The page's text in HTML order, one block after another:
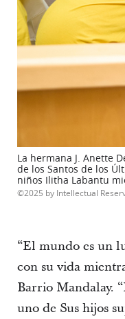
La hermana J. Anette
de los Santos de los
niños Ilitha Labantu
2025 by Intellectual
“El mundo es un
con su vida
Barrio Mandalay.
uno de Sus hijos